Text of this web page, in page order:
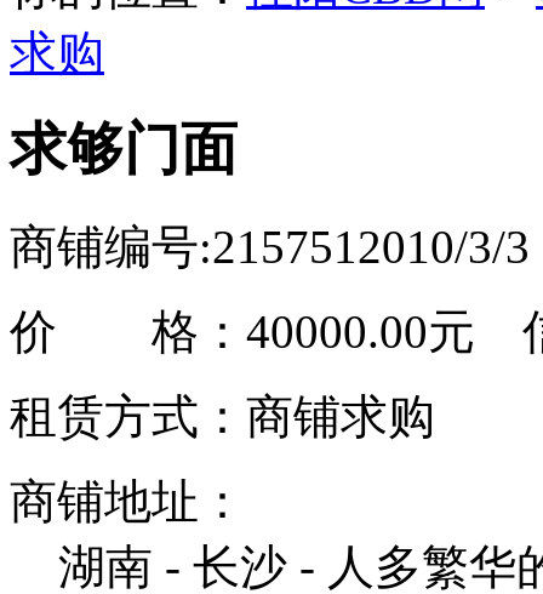
求购
求够门面
商铺编号:2157512010/3/
价 格： 40000.00元
租赁方式：商铺求购
商铺地址：
湖南 - 长沙 - 人多繁华